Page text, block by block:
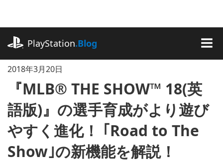
に
キ
ッ
プ
PlayStation.Blog
2018年3月20日
『MLB® THE SHOW™ 18(英
語版)』の選手育成がより遊び
やすく進化！ ｢Road to The
Show｣の新機能を解説！